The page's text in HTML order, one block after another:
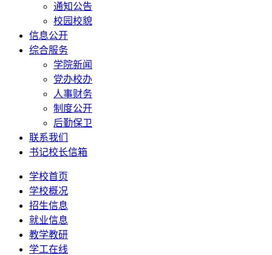
通知公告
校园校貌
信息公开
综合服务
学院新闻
党办校办
人事财务
制度公开
后勤保卫
联系我们
书记校长信箱
学校首页
学校概况
招生信息
就业信息
教学教研
学工在线